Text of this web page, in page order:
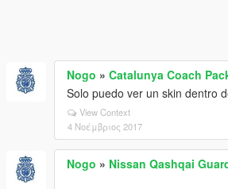
Nogo » Catalunya Coach
Solo puedo ver un skin dentro
View Context
4 Νοέμβριος 2017
Nogo » Nissan Qashqai